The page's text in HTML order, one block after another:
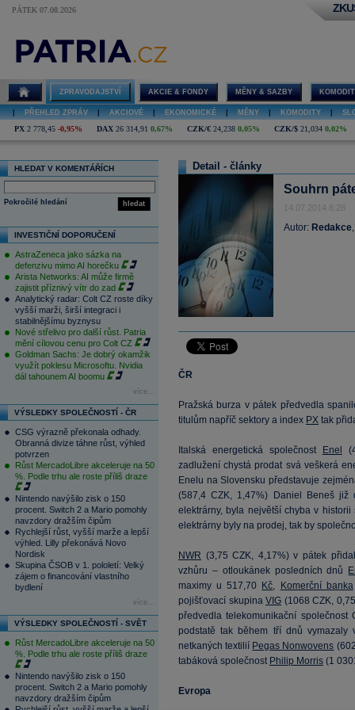
PÁTEK 07.08.2026
ZPRAVODAJSTVÍ AKCIE & FONDY MĚNY & SAZBY
PŘEHLED ZPRÁV AKCIOVÉ EKONOMICKÉ MĚNY KOMODITY
PX 2 778,45 -0,95% DAX 26 314,91 0,67% CZK/€ 24,238 0,05% CZK/$ 21,034 0,02%
HLEDAT V KOMENTÁŘÍCH
hledat
Pokročilé hledání
INVESTIČNÍ DOPORUČENÍ
AstraZeneca jako sázka na
defenzivu mimo AI horečku
Arista Networks: AI může firmě
zajistit příznivý vítr do zad
Analytický radar: Colt CZ roste díky
vyšší marži, širší integraci i
stabilnějšímu byznysu
Nové střelivo pro další růst. Patria
mění cílovou cenu pro Colt CZ
Goldman Sachs: Je dobrý okamžik
využít poklesu Microsoftu. Nvidia
dál tahounem AI boomu
více...
VÝSLEDKY SPOLEČNOSTÍ - ČR
CSG výrazně překonala odhady.
Obranná divize táhne růst, výhled
potvrzen
Růst MercadoLibre akceleruje na 50
%. Podle trhu ale roste příliš draze
Nintendo navýšilo zisk o 150
procent. Switch 2 a Mario pomohly
navzdory dražším čipům
Rychlejší růst, vyšší marže a lepší
výhled. Lilly překonává Novo
Nordisk
Skupina ČSOB v 1. pololetí: Velký
zájem o financování vlastního
bydlení
více...
VÝSLEDKY SPOLEČNOSTÍ - SVĚT
Růst MercadoLibre akceleruje na 50
%. Podle trhu ale roste příliš draze
Nintendo navýšilo zisk o 150
procent. Switch 2 a Mario pomohly
navzdory dražším čipům
Detail - články
Souhrn
14.07.2014 8:28
Autor: Redakce
ČR
Pražská burza v pátek předvedla
titulům napříč sektory a index PX tak
Italská energetická společnost Enel (
zadlužení chystá prodat svá veškerá
Enelu na Slovensku představuje
(587,4 CZK, 1,47%) Daniel Beneš
elektrárny, byla největší chyba v
elektrárny byly na prodej, tak by
NWR (3,75 CZK, 4,17%) v pátek
vzhůru – otloukánek posledních dnů
maximy u 517,70 Kč, Komerční banka
pojišťovací skupina VIG (1068 CZK,
předvedla telekomunikační
podstatě tak během tří dnů
netkaných textilií Pegas Nonwovens (
tabáková společnost Philip Morris (1
Evropa